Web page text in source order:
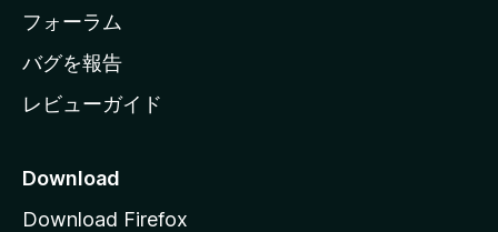
ジ
へ
フォーラム
バグを報告
レビューガイド
Download
Download Firefox